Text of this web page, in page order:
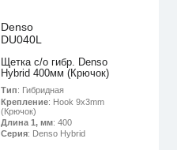
Denso
DU040L
Щетка с/о гибр. Denso
Hybrid 400мм (Крючок)
Тип: Гибридная
Крепление: Hook 9x3mm
(Крючок)
Длина 1, мм: 400
Серия: Denso Hybrid